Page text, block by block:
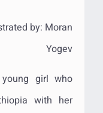
by: Moran
Yogev
girl who
with her